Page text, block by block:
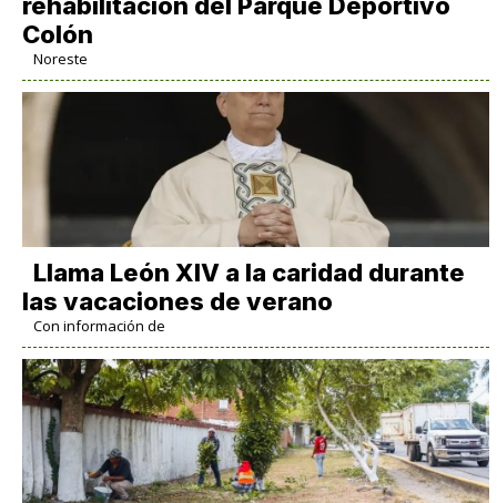
rehabilitación del Parque Deportivo
Colón
Noreste
Llama León XIV a la caridad durante
las vacaciones de verano
Con información de